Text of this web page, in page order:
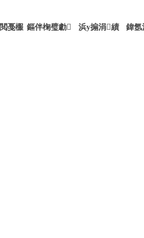
-ag九游会登录j9
戞棴 鏂伴椈璧勮 浜у搧涓績 鍏氬